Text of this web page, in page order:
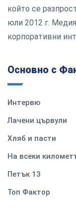
който се
юли 2012 г.
корпоративни
Основно с
Интервю
Лачени цървули
Хляб и пасти
На всеки
Петък 13
Топ Фактор